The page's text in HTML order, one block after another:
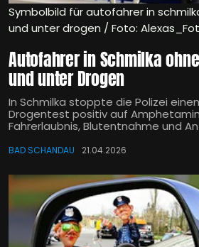
Symbolbild für autofahrer in
und unter drogen / Foto:
Autofahrer in Schmilka
und unter Drogen
In Schmilka stoppte die Polizei
Drogentest positiv auf
Fahrerlaubnis, Blutentnahme und
BAD SCHANDAU 21.04.2026